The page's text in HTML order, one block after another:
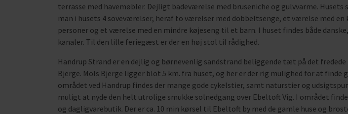
terrasse med havemøbler. Dejligt badeværelse med bruseniche og gulvvarme. Husets
man i husets 4 soveværelser, heraf to værelser med dobbeltsenge, et værelse med
personer og et værelse med en mindre køjeseng til et barn. I huset findes både
kanaler. Til den lille feriegæst er der en høj stol til rådighed.
Handrup Strand er en dejlig og børnevenlig sandstrand beliggende tæt på det fredede
Bjerge. Mols Bjerge ligger blot 5 km. fra huset, og her er der rig mulighed for at finde
området ved Handrup findes der mange gode cykelstier, samt naturstier og
muligt at nyde den helt utrolige smukke solnedgang over Ebeltoft Vig. I området
og dagligvarebutik. Der er ca. 10 min kørsel til Ebeltoft by med de gamle huse og